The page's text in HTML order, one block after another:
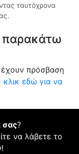
ταυτόχρονα
παρακάτω
πρόσβαση
κλικ εδώ για να
σας?
να λάβετε το